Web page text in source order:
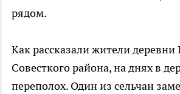
рядом.
Как рассказали жители деревни
Совесткого района, на днях в
переполох. Один из сельчан